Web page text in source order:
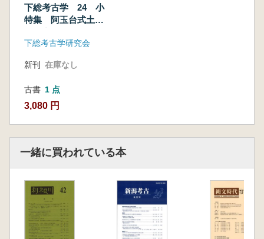
付編
(含:人骨破片)
2 建石 徹・奥山誠義・小倉頌子・河崎衣美 中
峠遺跡第8次調査第2号住居址炉体土器およびこ
れと同一個体の可能性ある土器片の胎土分析
3 植月 学 中峠遺跡第8次調査出土人骨にみら
5 小林謙一 中峠遺跡第8次調査出土土器の文
様割付
大工原 豊 房総地域の縄文時代中期の大形石
鏃 東長山野型融の展開とその意義
下総考古学 24 小
特集 阿玉台式土器
下総考古学研究会
新刊 在庫なし
古書 1 点
3,080 円
一緒に買われている本